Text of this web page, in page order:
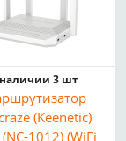
3 шт
(Keenetic)
1012) (WiFi